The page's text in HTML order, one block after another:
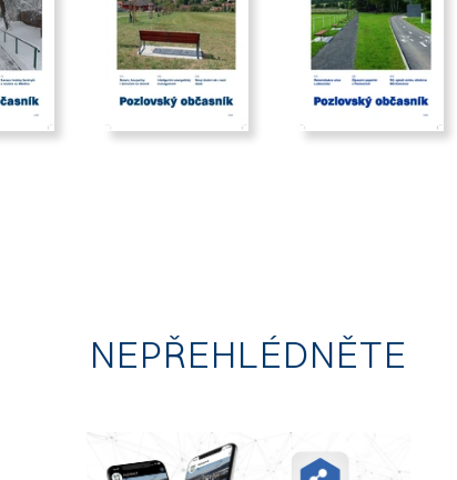
NEPŘEHLÉDNĚTE